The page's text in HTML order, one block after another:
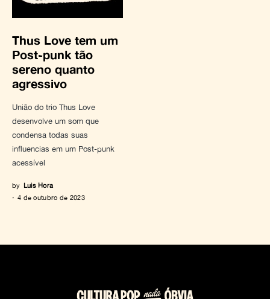
Thus Love tem um
Post-punk tão
sereno quanto
agressivo
União do trio Thus Love
desenvolve um som que
condensa todas suas
influencias em um Post-punk
acessível
by Luis Hora
4 de outubro de 2023